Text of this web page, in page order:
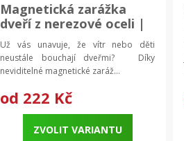
Magnetická zarážka
dveří z nerezové oceli |
dveřní zarážka,
Už vás unavuje, že vítr nebo děti
neustále bouchají dveřmi? Díky
neviditelné magnetické zaráž...
od 222 Kč
ZVOLIT VARIANTU